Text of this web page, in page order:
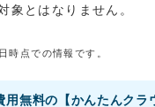
象とはなりません。
時点での情報です。
用無料の【かんたんクラ